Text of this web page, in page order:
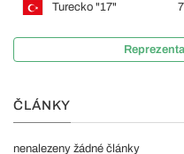
Turecko "17" 7
ČLÁNKY
nenalezeny žádné články